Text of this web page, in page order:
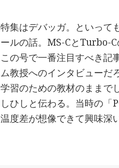
特集はデバッガ。といって
ールの話。MS-CとTurbo-C
この号で一番注目すべき記
ム教授へのインタビューだ
学習のための教材のままで
しひしと伝わる。当時の「
温度差が想像できて興味深い